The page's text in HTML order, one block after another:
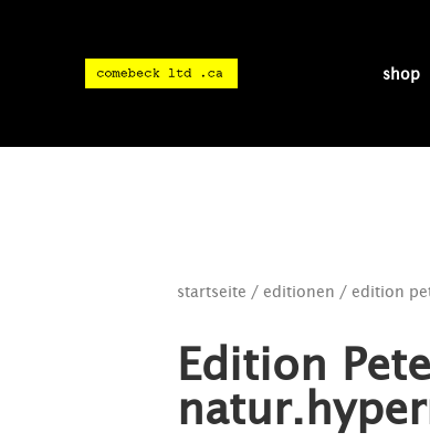
shop
startseite / editionen / edition
Edition